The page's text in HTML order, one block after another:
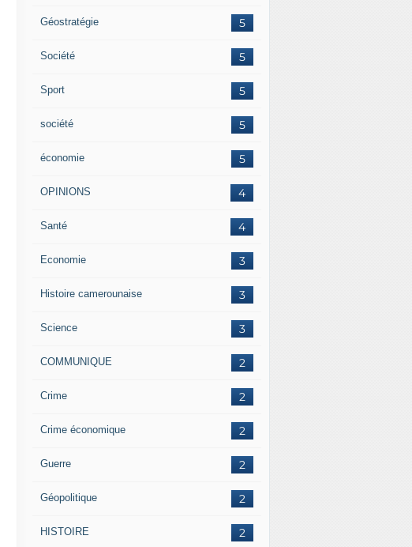
5
Géostratégie
5
Société
5
Sport
5
société
5
économie
4
OPINIONS
4
Santé
3
Economie
3
Histoire camerounaise
3
Science
2
COMMUNIQUE
2
Crime
2
Crime économique
2
Guerre
2
Géopolitique
2
HISTOIRE